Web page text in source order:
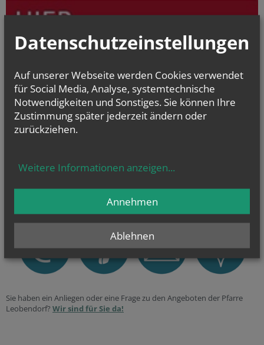
Alles über den Kircheneintritt
> Vier Wege in die katholische Kirche
Sie haben ein Anliegen oder eine Frage zu den Angeboten der Pfarre
Leobendorf? Wir sind für Sie da!
Datenschutzeinstellungen
Auf unserer Webseite werden Cookies verwendet
für Social Media, Analyse, systemtechnische
Notwendigkeiten und Sonstiges. Sie können Ihre
Zustimmung später jederzeit ändern oder
zurückziehen.
Weitere Informationen anzeigen...
Ablehnen
Annehmen